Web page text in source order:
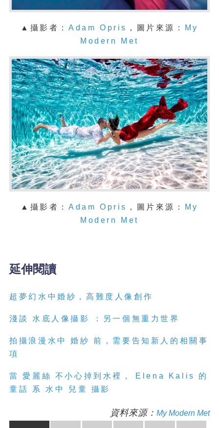
▲攝影者：Adam Opris ，圖片來源：
My
Modern Met
▲攝影者：Adam Opris ，圖片來源：
My
Modern Met
延伸閱讀
超夢幻水中婚紗，高難度人像創作
淺談 水底人像攝影 ：另一個無重力世界
拍攝浪漫水中 婚紗 前，需要告知新人的相關事
項
當 愛麗絲 不小心掉到水裡， Elena Kalis 的
童話 系 水中 兒童 攝影
資料來源： My Modern Met